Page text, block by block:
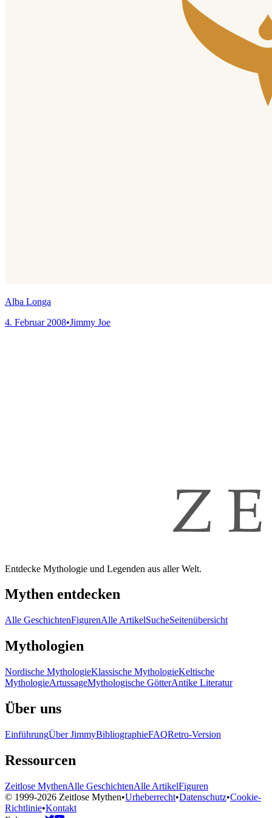
Alba Longa
4. Februar 2008•Jimmy Joe
Entdecke Mythologie und Legenden aus aller Welt.
Mythen entdecken
Alle GeschichtenFigurenAlle ArtikelSucheSeitenübersicht
Mythologien
Nordische MythologieKlassische MythologieKeltische
MythologieArtussageMythologische GötterAntike Literatur
Über uns
EinführungÜber JimmyBibliographieFAQRetro-Version
Ressourcen
Zeitlose MythenAlle GeschichtenAlle ArtikelFiguren
© 1999-2026 Zeitlose Mythen•Urheberrecht•Datenschutz•Cookie-
Richtlinie•Kontakt